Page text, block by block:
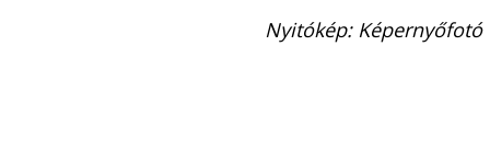
Nyitókép: Képernyőfotó